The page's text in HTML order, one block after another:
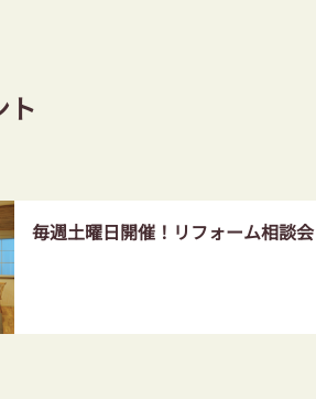
ト
毎週土曜日開催！リフォーム相談会